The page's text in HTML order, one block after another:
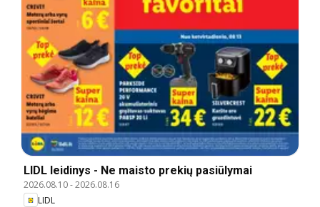
LIDL leidinys - Ne maisto prekių pasiūlymai
2026.08.10-2026.08.16
LIDL